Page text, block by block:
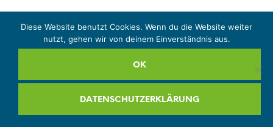
Diese Website benutzt Cookies. Wenn du die Website weiter
nutzt, gehen wir von deinem Einverständnis aus.
OK
DATENSCHUTZERKLÄRUNG